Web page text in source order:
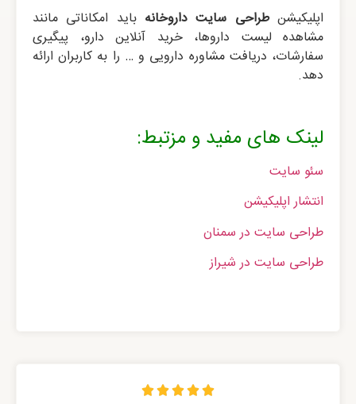
اپلیکیشنطراحی سایت داروخانه باید امکاناتی مانند
مشاهده لیست داروها، خرید آنلاین دارو، پیگیری
سفارشات، دریافت مشاوره دارویی و … را به کاربران ارائه
دهد.
لینک های مفید و مزتبط:
سئو سایت
انتشار اپلیکیشن
طراحی سایت در سمنان
طراحی سایت در شیراز




